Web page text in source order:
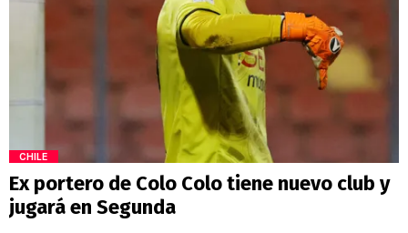
CHILE
Ex portero de Colo Colo tiene nuevo club y
jugará en Segunda